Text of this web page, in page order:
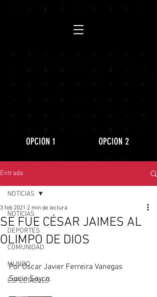
OPCION 1 OPCION 2
Entrada
NOTICIAS
DEPORTES
COMUNIDAD
MUNDO
ESPECTÀCULO
NOTICIAS
SE FUE CÉSAR JAIMES AL
OLIMPO DE DIOS
3 feb 2021 2 min de lectura
Por Óscar Javier Ferreira Vanegas
Socio Sayco.